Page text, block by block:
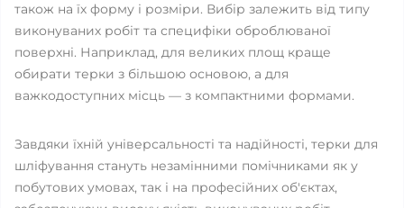
також на їх форму і розміри. Вибір залежить від типу
виконуваних робіт та специфіки оброблюваної
поверхні. Наприклад, для великих площ краще
обирати терки з більшою основою, а для
важкодоступних місць — з компактними формами.
Завдяки їхній універсальності та надійності, терки для
шліфування стануть незамінними помічниками як у
побутових умовах, так і на професійних об'єктах,